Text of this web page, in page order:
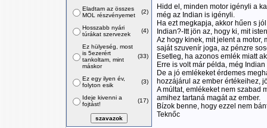
Eladtam az összes
MOL részvényemet
(2)
Hosszabb nyári
túrákat szervezek
(4)
Ez hülyeség, most
is 5ezerért
tankoltam, mint
máskor
(33)
Ez egy ilyen év,
folyton esik
(3)
Ideje kivenni a
fojtást!
(17)
Hidd el, minden motor igényli a
még az Indian is igényli.
Ha ezt megkapja, akkor hűen s
Indian?-Itt jön az, hogy ki, mit
Az hogy kinek, mit jelent a motor,
saját szuvenír joga, az pénzre
Esetleg, ha azonos emlék miatt
Erre is volt már példa, még
De a jó emlékeket érdemes
hozzájárul az ember értékeihez,
A múltat, emlékeket nem szabad
amihez tartaná magát az ember.
Bízok benne, hogy ezzel nem
Teknőc